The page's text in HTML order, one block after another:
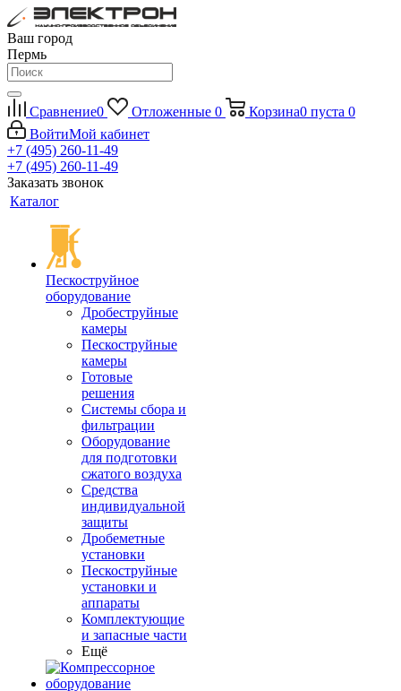
Ваш город
Пермь
Сравнение0 Отложенные 0 Корзина0 пуста 0
ВойтиМой кабинет
+7 (495) 260-11-49
+7 (495) 260-11-49
Заказать звонок
Каталог
Пескоструйное
оборудование
Дробеструйные
камеры
Пескоструйные
камеры
Готовые
решения
Системы сбора и
фильтрации
Оборудование
для подготовки
сжатого воздуха
Средства
индивидуальной
защиты
Дробеметные
установки
Пескоструйные
установки и
аппараты
Комплектующие
и запасные части
Ещё